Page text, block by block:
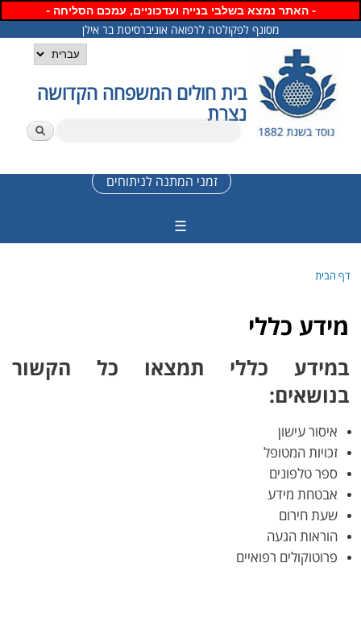
דילוג
לתוכן
-האתר נמצאבשלבי בנייה ועדכוניים, עמכם הסליחה -
מסונף לפקולטה לרפואה אוניברסיטת בר אילן
שפות
זמני המתנה לניתוחים
טופס חיפוש
חיפוש
בית חולים המשפחה הקדושה
נצרת
☰
דף הבית
מידע כללי
במידע כללי תמצאו כל הקשור
בנושאים:
איסור עישון
זכויות המטופל
ספר טלפונים
אבטחת מידע
שעת חירום
הוראות הגעה
פרוטוקולים רפואיים